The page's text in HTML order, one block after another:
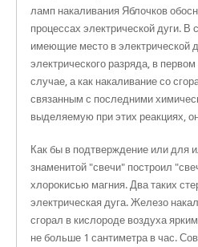
ламп накаливания Яблочков
процессах электрической дуги.
имеющие место в электрической
электрического разряда, в
случае, а как накаливание со
связанным с последними
выделяемую при этих реакциях,
Как бы в подтверждение или для
знаменитой "свечи" построил
хлорокисью магния. Два таких
электрическая дуга. Железо
сгорал в кислороде воздуха
не больше 1 сантиметра в час.